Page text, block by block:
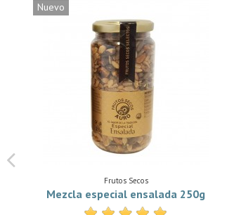
Nuevo
Frutos Secos
Mezcla especial ensalada 250g